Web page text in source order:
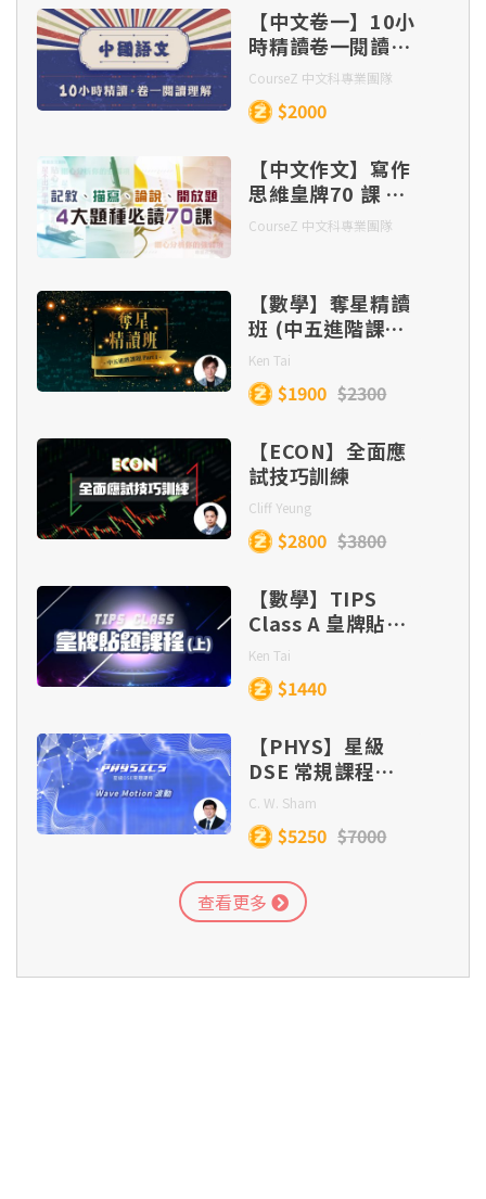
【中文卷一】10小
時精讀卷一閱讀理
解
CourseZ 中文科專業團隊
$2000
【中文作文】寫作
思維皇牌70 課 –
記敘、描寫、 論
批改）
CourseZ 中文科專業團隊
【數學】奪星精讀
班 (中五進階課題
Part 1)
Ken Tai
$1900 $2300
【ECON】全面應
試技巧訓練
Cliff Yeung
$2800 $3800
【數學】TIPS
Class A 皇牌貼題
課程 (目標
Lv.5/5*/5**)
Ken Tai
$1440
【PHYS】星級
DSE 常規課程
(Section C) –
Wave Motion
C. W. Sham
$5250 $7000
查看更多